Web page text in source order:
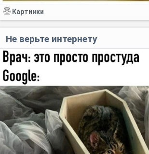
Картинки
Не верьте интернету